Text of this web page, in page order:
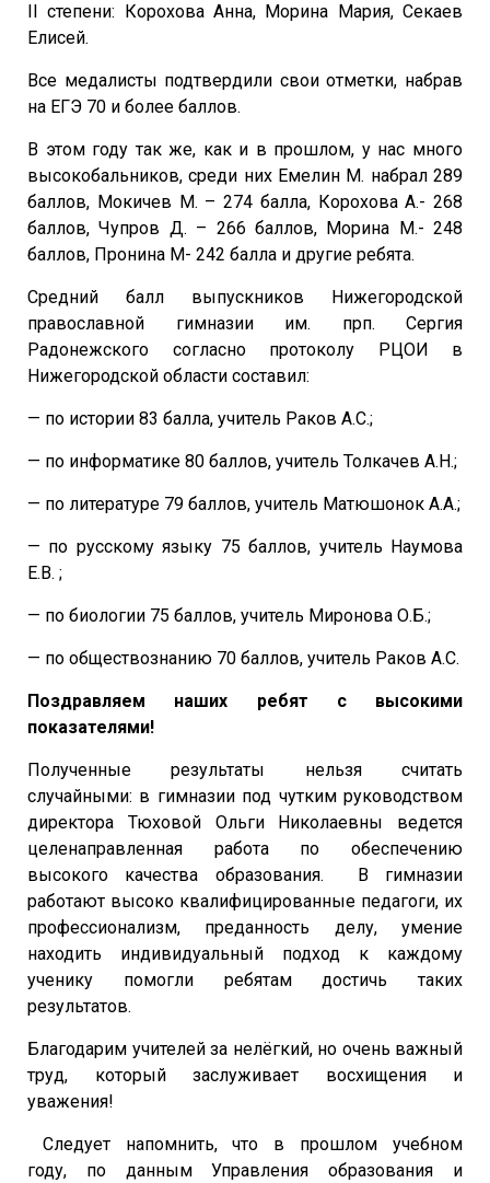
II степени: Корохова Анна, Морина Мария, Секаев
Елисей.
Все медалисты подтвердили свои отметки, набрав
на ЕГЭ 70 и более баллов.
В этом году так же, как и в прошлом, у нас много
высокобальников, среди них Емелин М. набрал 289
баллов, Мокичев М. – 274 балла, Корохова А.- 268
баллов, Чупров Д. – 266 баллов, Морина М.- 248
баллов, Пронина М- 242 балла и другие ребята.
Средний балл выпускников Нижегородской
православной гимназии им. прп. Сергия
Радонежского согласно протоколу РЦОИ в
Нижегородской области составил:
— по истории 83 балла, учитель Раков А.С.;
— по информатике 80 баллов, учитель Толкачев А.Н.;
— по литературе 79 баллов, учитель Матюшонок А.А.;
— по русскому языку 75 баллов, учитель Наумова
Е.В. ;
— по биологии 75 баллов, учитель Миронова О.Б.;
— по обществознанию 70 баллов, учитель Раков А.С.
Поздравляем наших ребят с высокими
показателями!
Полученные результаты нельзя считать
случайными: в гимназии под чутким руководством
директора Тюховой Ольги Николаевны ведется
целенаправленная работа по обеспечению
высокого качества образования. В гимназии
работают высоко квалифицированные педагоги, их
профессионализм, преданность делу, умение
находить индивидуальный подход к каждому
ученику помогли ребятам достичь таких
результатов.
Благодарим учителей за нелёгкий, но очень важный
труд, который заслуживает восхищения и
уважения!
Следует напомнить, что в прошлом учебном
году, по данным Управления образования и